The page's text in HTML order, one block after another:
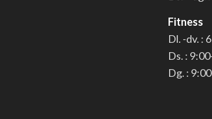
Fitness
Dl. -dv. :
Ds. :
Dg. :